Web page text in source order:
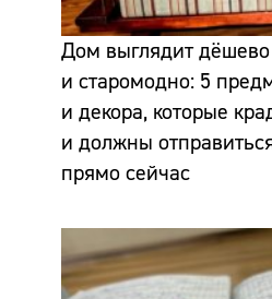
Дом выглядит дёшево
и старомодно: 5
и декора, которые
и должны
прямо сейчас